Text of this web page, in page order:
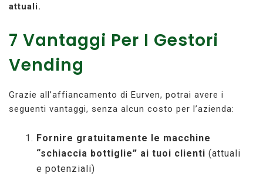
attuali.
7 Vantaggi Per I Gestori
Vending
Grazie all’affiancamento di Eurven, potrai avere i
seguenti vantaggi, senza alcun costo per l’azienda:
Fornire gratuitamente le macchine
“schiaccia bottiglie” ai tuoi clienti (attuali
e potenziali)